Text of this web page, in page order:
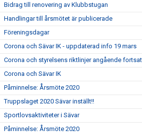
Bidrag till renovering av Klubbstugan
Handlingar till årsmötet är publicerade
Föreningsdagar
Corona och Sävar IK - uppdaterad info 19 mars
Corona och styrelsens riktlinjer angående
Corona och Sävar IK
Påminnelse: Årsmöte 2020
Truppslaget 2020 Sävar inställt!!
Sportlovsaktiviteter i Sävar
Påminnelse: Årsmöte 2020